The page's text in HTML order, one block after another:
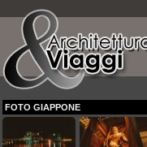
FOTO GIAPPONE